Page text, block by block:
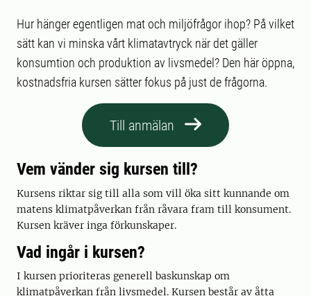
Hur hänger egentligen mat och miljöfrågor ihop? På vilket
sätt kan vi minska vårt klimatavtryck när det gäller
konsumtion och produktion av livsmedel? Den här öppna,
kostnadsfria kursen sätter fokus på just de frågorna.
Till anmälan
Vem vänder sig kursen till?
Kursens riktar sig till alla som vill öka sitt kunnande om
matens klimatpåverkan från råvara fram till konsument.
Kursen kräver inga förkunskaper.
Vad ingår i kursen?
I kursen prioriteras generell baskunskap om
klimatpåverkan från livsmedel. Kursen består av åtta